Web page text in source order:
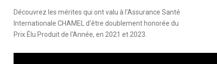
Découvrez les mérites qui ont valu à l'Assurance Santé
Internationale CHAMEL d'être doublement honorée du
Prix Élu Produit de l'Année, en 2021 et 2023.